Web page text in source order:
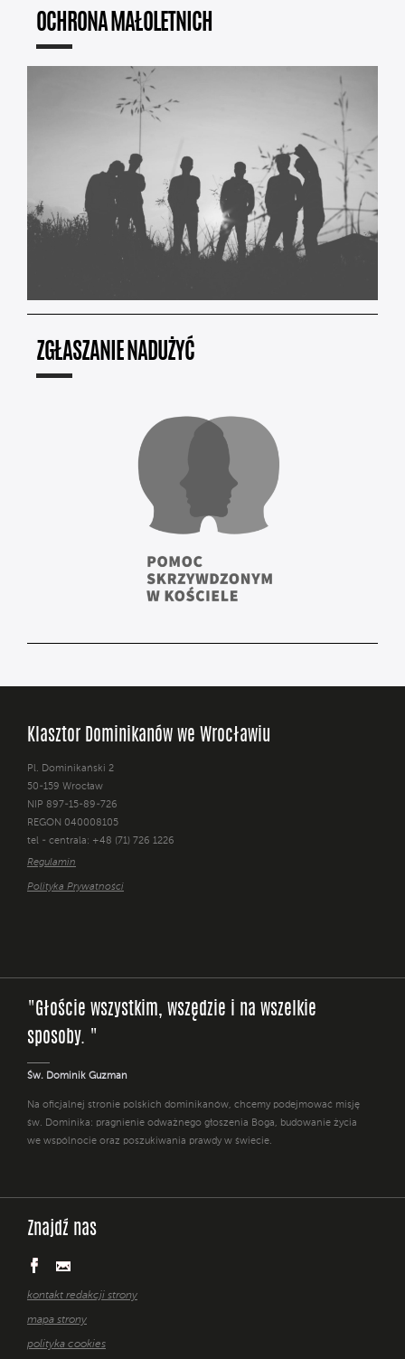
OCHRONA MAŁOLETNICH
ZGŁASZANIE NADUŻYĆ
Klasztor Dominikanów we Wrocławiu
Pl. Dominikański 2
50-159 Wrocław
NIP 897-15-89-726
REGON 040008105
tel - centrala: +48 (71) 726 1226
Regulamin
Polityka Prywatności
"Głoście wszystkim, wszędzie i na wszelkie
sposoby. "
Św. Dominik Guzman
Na oficjalnej stronie polskich dominikanów, chcemy podejmować misję
św. Dominika: pragnienie odważnego głoszenia Boga, budowanie życia
we wspólnocie oraz poszukiwania prawdy w świecie.
Znajdź nas
kontakt redakcji strony
mapa strony
polityka cookies